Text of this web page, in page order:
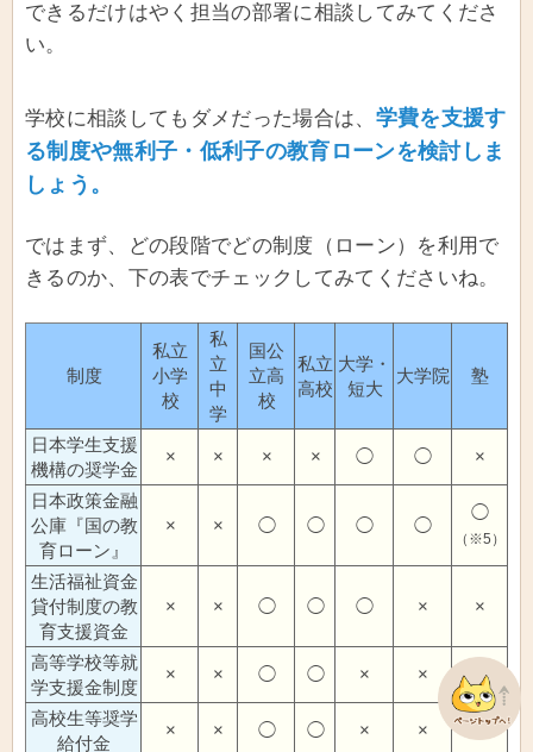
できるだけはやく担当の部署に相談してみてくださ
い。
学校に相談してもダメだった場合は、 学費を支援す
る制度や無利子・低利子の教育ローンを検討しま
しょう。
ではまず、どの段階でどの制度（ローン）を利用で
きるのか、下の表でチェックしてみてくださいね。
制度
私立
小学
校
私
立
中
学
国公
立高
校
私立
高校
大学・
短大
大学院 塾
日本学生支援
機構の奨学金
× × × × ◯ ◯ ×
日本政策金融
公庫『国の教
育ローン』
× × ◯ ◯ ◯ ◯
◯
（※5）
生活福祉資金
貸付制度の教
育支援資金
× × ◯ ◯ ◯ × ×
高等学校等就
学支援金制度
× × ◯ ◯ × × ×
高校生等奨学
給付金
× × ◯ ◯ × × ×